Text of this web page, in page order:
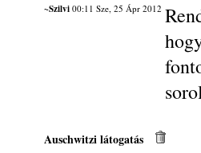
~Szilvi00:11 Sze, 25 Ápr 2012
Auschwitzi látogatás